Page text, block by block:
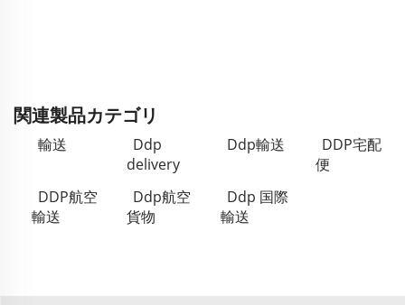
関連製品カテゴリ
輸送
Ddp
delivery
Ddp輸送
DDP宅配
便
DDP航空
輸送
Ddp航空
貨物
Ddp 国際
輸送